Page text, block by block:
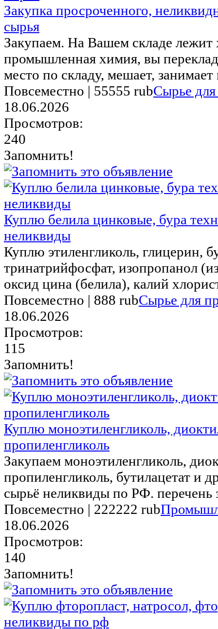
Закупка просроченного,
сырья
Закупаем. На Вашем складе лежит
промышленная химия, вы
место по складу, мешает, занимает
Повсеместно | 55555 rubСырье для
18.06.2026
Просмотров:
240
Запомнить!
Куплю белила цинковые, бура
неликвиды
Куплю этиленгликоль, глицерин,
тринатрийфосфат, изопропанол
оксид цина (белила), калий
Повсеместно | 888 rubСырье для
18.06.2026
Просмотров:
115
Запомнить!
Куплю моноэтиленгликоль,
пропиленгликоль
Закупаем моноэтиленгликоль,
пропиленгликоль, бутилацетат и
сырьё неликвиды по РФ. перечень
Повсеместно | 222222 rub
18.06.2026
Просмотров:
140
Запомнить!